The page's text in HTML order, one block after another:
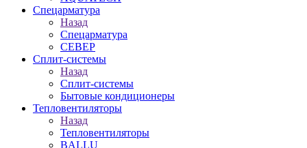
Спецарматура
Назад
Спецарматура
СЕВЕР
Сплит-системы
Назад
Сплит-системы
Бытовые кондиционеры
Тепловентиляторы
Назад
Тепловентиляторы
BALLU